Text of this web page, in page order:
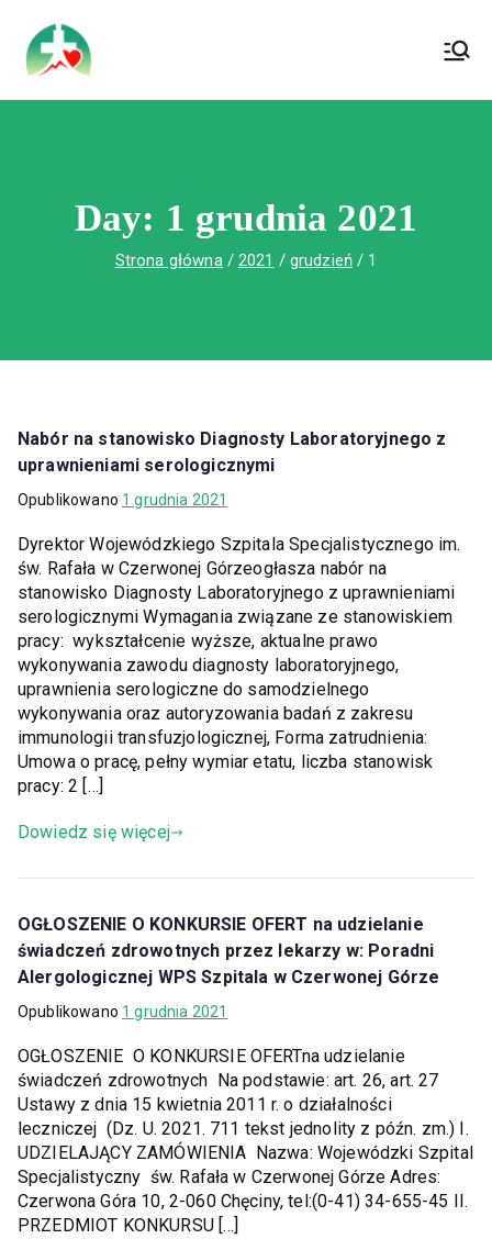
treści
Wojewódzki Szpital Specjalistyczny im.
Św. Rafała w Czerwonej Górze
Day: 1 grudnia 2021
Strona główna 2021 grudzień 1
Nabór na stanowisko Diagnosty Laboratoryjnego z
uprawnieniami serologicznymi
Opublikowano 1 grudnia 2021
Dyrektor Wojewódzkiego Szpitala Specjalistycznego im.
św. Rafała w Czerwonej Górzeogłasza nabór na
stanowisko Diagnosty Laboratoryjnego z uprawnieniami
serologicznymi Wymagania związane ze stanowiskiem
pracy: wykształcenie wyższe, aktualne prawo
wykonywania zawodu diagnosty laboratoryjnego,
uprawnienia serologiczne do samodzielnego
wykonywania oraz autoryzowania badań z zakresu
immunologii transfuzjologicznej, Forma zatrudnienia:
Umowa o pracę, pełny wymiar etatu, liczba stanowisk
pracy: 2 […]
Dowiedz się więcej
OGŁOSZENIE O KONKURSIE OFERT na udzielanie
świadczeń zdrowotnych przez lekarzy w: Poradni
Alergologicznej WPS Szpitala w Czerwonej Górze
Opublikowano 1 grudnia 2021
OGŁOSZENIE O KONKURSIE OFERTna udzielanie
świadczeń zdrowotnych Na podstawie: art. 26, art. 27
Ustawy z dnia 15 kwietnia 2011 r. o działalności
leczniczej (Dz. U. 2021. 711 tekst jednolity z późn. zm.) I.
UDZIELAJĄCY ZAMÓWIENIA Nazwa: Wojewódzki Szpital
Specjalistyczny św. Rafała w Czerwonej Górze Adres:
Czerwona Góra 10, 2-060 Chęciny, tel:(0-41) 34-655-45 II.
PRZEDMIOT KONKURSU […]